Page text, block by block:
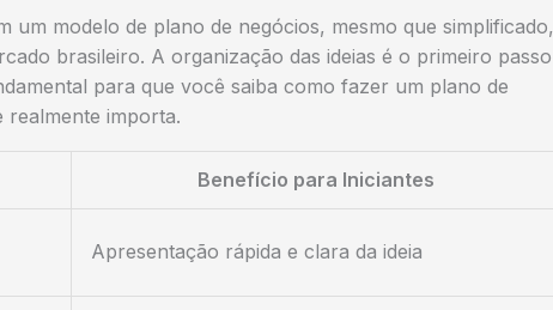
um modelo de plano de negócios, mesmo que simplificado,
brasileiro. A organização das ideias é o primeiro passo
para que você saiba como fazer um plano de
importa.
Benefício para Iniciantes
Apresentação rápida e clara da ideia